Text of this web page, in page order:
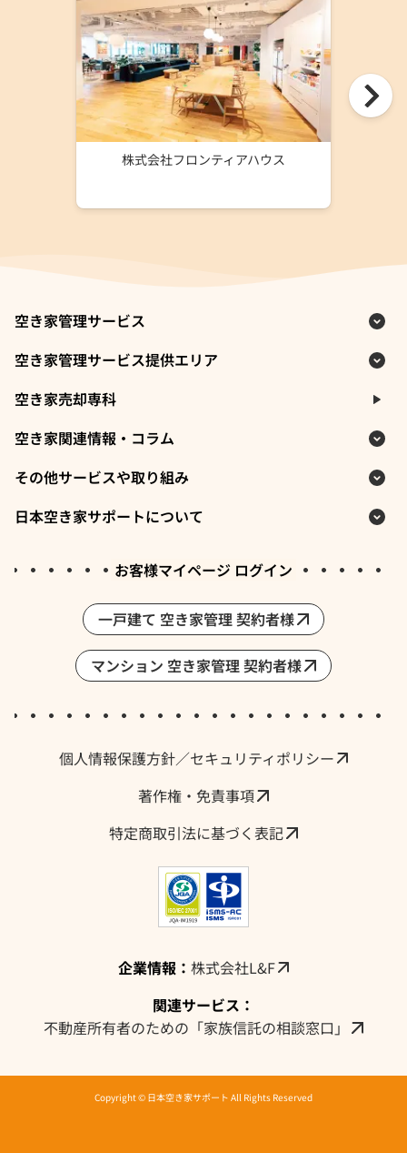
株式会社フロンティアハウス
空き家管理サービス
空き家管理サービス提供エリア
空き家売却専科
空き家関連情報・コラム
その他サービスや取り組み
日本空き家サポートについて
採用情報・求人
お客様マイページ ログイン
一戸建て 空き家管理 契約者様
マンション 空き家管理 契約者様
個人情報保護方針／セキュリティポリシー
著作権・免責事項
特定商取引法に基づく表記
企業情報： 株式会社L&F
関連サービス：
不動産所有者のための「家族信託の相談窓口」
Copyright © 日本空き家サポート All Rights Reserved